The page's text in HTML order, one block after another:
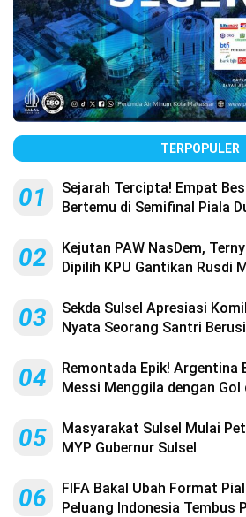
TERPOPULER
01
Sejarah Tercipta! Empat
Bertemu di Semifinal Piala
02
Kejutan PAW NasDem,
Dipilih KPU Gantikan Rusdi
03
Sekda Sulsel Apresiasi
Nyata Seorang Santri
04
Remontada Epik! Argentina
Messi Menggila dengan
05
Masyarakat Sulsel Mulai
MYP Gubernur Sulsel
06
FIFA Bakal Ubah Format
Peluang Indonesia Tembus